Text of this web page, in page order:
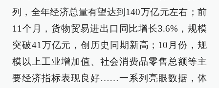
列，全年经济总量有望达到140万亿元左右；前
11个月，货物贸易进出口同比增长3.6%，规模
突破41万亿元，创历史同期新高；10月份，规
模以上工业增加值、社会消费品零售总额等主
要经济指标表现良好……一系列亮眼数据，体